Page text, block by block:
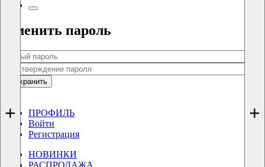
Сменить пароль
Сохранить
ПРОФИЛЬ
Войти
Регистрация
НОВИНКИ
РАСПРОДАЖА
+ +